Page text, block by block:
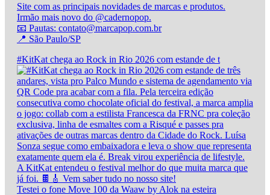
Site com as principais novidades de marcas e produtos.
Irmão mais novo do @cadernopop.
📧 Pautas: contato@marcapop.com.br
📍 São Paulo/SP
#KitKat chega ao Rock in Rio 2026 com estande de t
Testei o fone Move 100 da Waaw by Alok na esteira